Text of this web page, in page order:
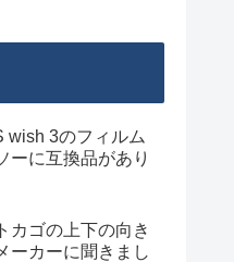
wish 3のフィルム
ーに互換品があり
カゴの上下の向き
ーカーに聞きまし